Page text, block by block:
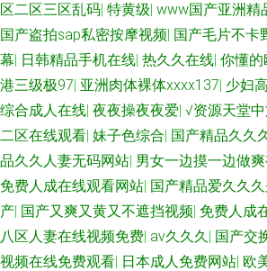
区二区三区乱码| 特黄级| www国产亚洲精
国产盗拍sap私密按摩视频| 国产毛片不卡
幕| 日韩精品手机在线| 热久久在线| 你懂的
港三级极97| 亚洲肉体裸体xxxx137| 少妇
综合成人在线| 夜夜操夜夜爱| √资源天堂
二区在线观看| 妹子色综合| 国产精品久久
品久久人妻无码网站| 男女一边摸一边做
免费人成在线观看网站| 国产精品爱久久
产| 国产又爽又黄又不遮挡视频| 免费人成
八区人妻在线视频免费| av久久久| 国产交
视频在线免费观看| 日本成人免费网站| 欧